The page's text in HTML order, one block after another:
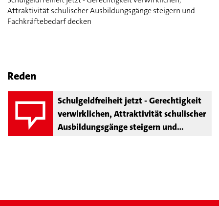
Attraktivität schulischer Ausbildungsgänge steigern und
Fachkräftebedarf decken
Reden
Schulgeldfreiheit jetzt - Gerechtigkeit
verwirklichen, Attraktivität schulischer
Ausbildungsgänge steigern und